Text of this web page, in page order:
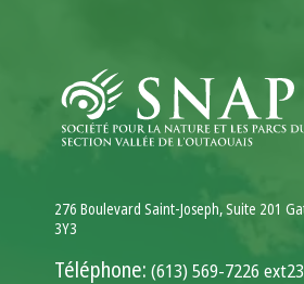
276 Boulevard Saint-Joseph, Suite 201
3Y3
Téléphone: (613) 569-7226